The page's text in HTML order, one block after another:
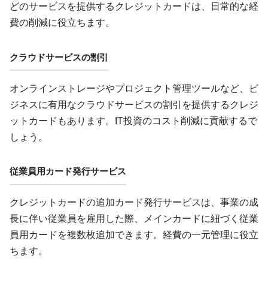
どのサービスを提供するクレジットカードは、日常的な経
費の削減に役立ちます。
クラウドサービスの割引
オンラインストレージやプロジェクト管理ツールなど、ビ
ジネスに有用なクラウドサービスの割引を提供するクレジ
ットカードもあります。IT投資のコスト削減に貢献するで
しょう。
従業員用カード発行サービス
クレジットカードの追加カード発行サービスは、事業の成
長に伴い従業員を雇用した際、メインカードに紐づく従業
員用カードを複数枚追加できます。経費の一元管理に役立
ちます。